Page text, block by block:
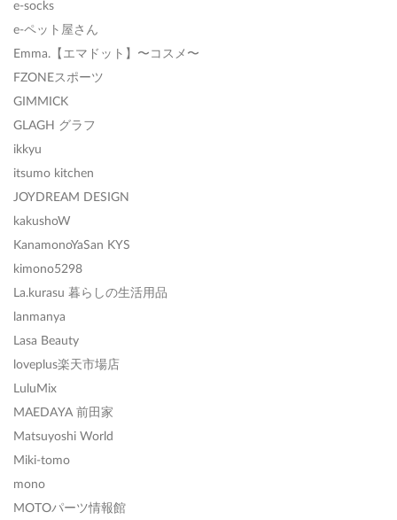
e-socks
e-ペット屋さん
Emma.【エマドット】〜コスメ〜
FZONEスポーツ
GIMMICK
GLAGH グラフ
ikkyu
itsumo kitchen
JOYDREAM DESIGN
kakushoW
KanamonoYaSan KYS
kimono5298
La.kurasu 暮らしの生活用品
lanmanya
Lasa Beauty
loveplus楽天市場店
LuluMix
MAEDAYA 前田家
Matsuyoshi World
Miki-tomo
mono
MOTOパーツ情報館